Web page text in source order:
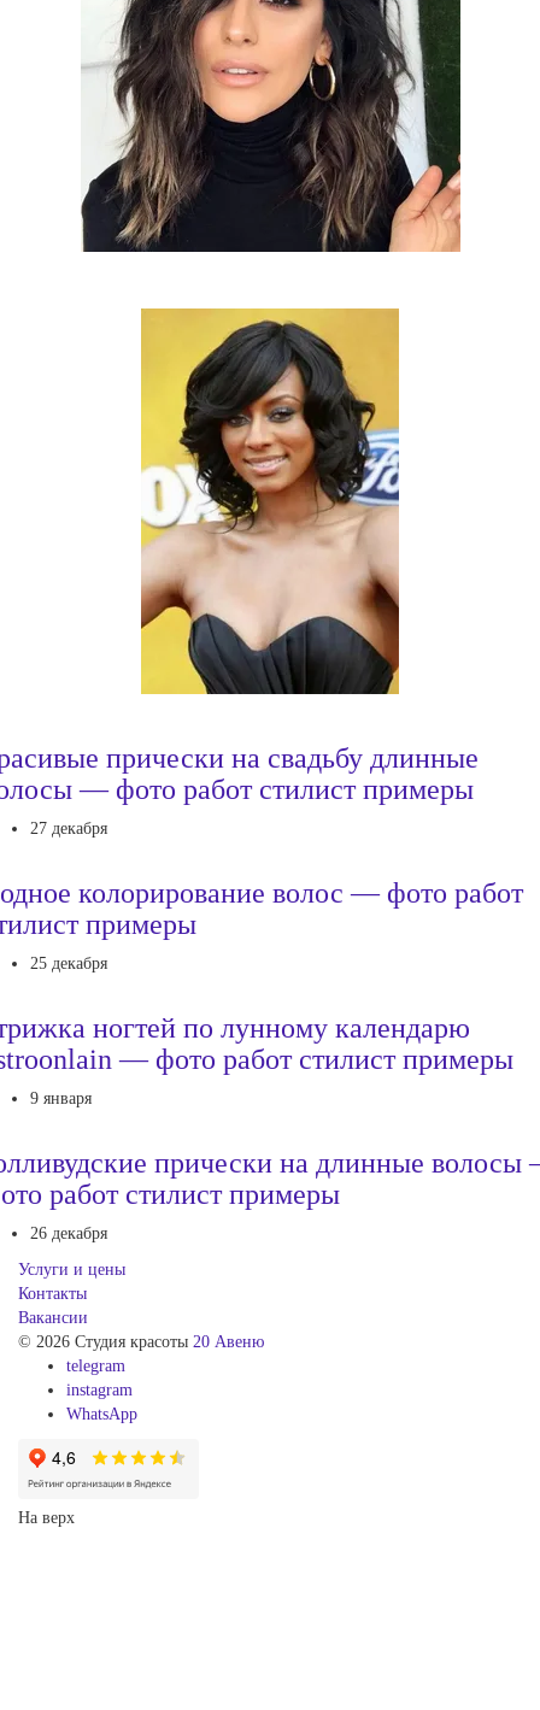
прически на свадьбу длинные
— фото работ стилист примеры
27 декабря
колорирование волос — фото работ
примеры
25 декабря
ногтей по лунному календарю
— фото работ стилист примеры
9 января
прически на длинные
работ стилист примеры
26 декабря
Услуги и цены
Контакты
Вакансии
© 2026 Студия красоты 20 Авеню
telegram
instagram
WhatsApp
На верх